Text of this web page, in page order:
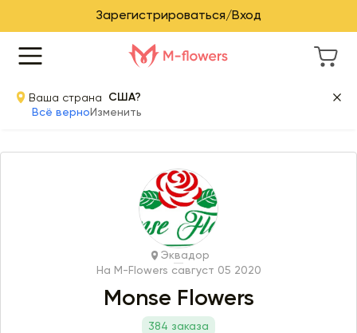
Зарегистрироваться/Вход
Ваша страна
США?
Всё верно Изменить
Эквадор
На M-Flowers савгуст 05 2020
Monse Flowers
384 заказа